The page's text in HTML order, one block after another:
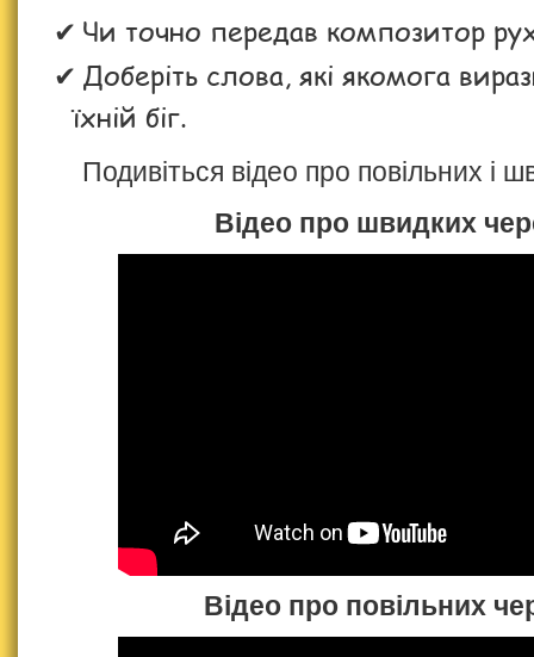
Чи точно передав композитор
Доберіть слова, які якомога
їхній біг.
Подивіться відео про повільних і
Відео про швидких
Відео про повільних